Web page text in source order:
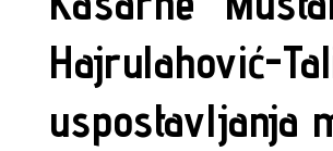
Hajrulahović-
uspostavljanja